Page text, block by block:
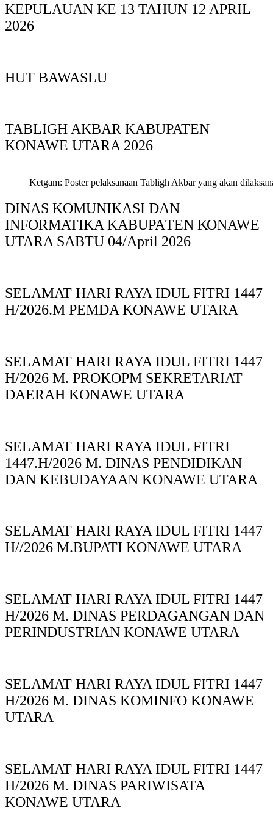
KEPULAUAN KE 13 TAHUN 12 APRIL
2026
HUT BAWASLU
TABLIGH AKBAR KABUPATEN
KONAWE UTARA 2026
Ketgam: Poster pelaksanaan Tabligh Akbar yang akan
DINAS KOMUNIKASI DAN
INFORMATIKA KABUPAΤΕΝ ΚΟNAWE
UTARA SABTU 04/April 2026
SELAMAT HARI RAYA IDUL FITRI 1447
H/2026.M PEMDA KONAWE UTARA
SELAMAT HARI RAYA IDUL FITRI 1447
H/2026 M. PROKOPM SEKRETARIAT
DAERAH KONAWE UTARA
SELAMAT HARI RAYA IDUL FITRI
1447.H/2026 M. DINAS PENDIDIKAN
DAN KEBUDAYAAN KONAWE UTARA
SELAMAT HARI RAYA IDUL FITRI 1447
H//2026 M.BUPATI KONAWE UTARA
SELAMAT HARI RAYA IDUL FITRI 1447
H/2026 M. DINAS PERDAGANGAN DAN
PERINDUSTRIAN KONAWE UTARA
SELAMAT HARI RAYA IDUL FITRI 1447
H/2026 M. DINAS KOMINFO KONAWE
UTARA
SELAMAT HARI RAYA IDUL FITRI 1447
H/2026 M. DINAS PARIWISATA
KONAWE UTARA